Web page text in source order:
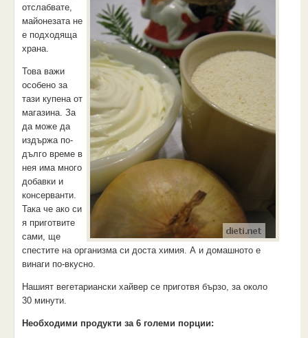
отслабвате,
майонезата не
е подходяща
храна.
Това важи
особено за
тази купена от
магазина. За
да може да
издържа по-
дълго време в
нея има много
добавки и
консерванти.
Така че ако си
я приготвите
сами, ще
спестите на организма си доста химия. А и домашното е
винаги по-вкусно.
Нашият вегетариански хайверсе приготвя бързо, за около
30 минути.
Необходими продукти за 6 големи порции: